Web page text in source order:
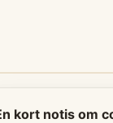
kort notis om